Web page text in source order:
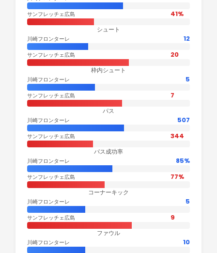
サンフレッチェ広島 41%
シュート
川崎フロンターレ 12
サンフレッチェ広島 20
枠内シュート
川崎フロンターレ 5
サンフレッチェ広島 7
パス
川崎フロンターレ 507
サンフレッチェ広島 344
パス成功率
川崎フロンターレ 85%
サンフレッチェ広島 77%
コーナーキック
川崎フロンターレ 5
サンフレッチェ広島 9
ファウル
川崎フロンターレ 10